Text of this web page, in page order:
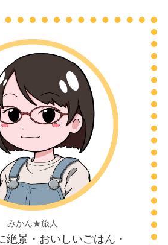
みかん★旅人
絶景・おいしいごはん・